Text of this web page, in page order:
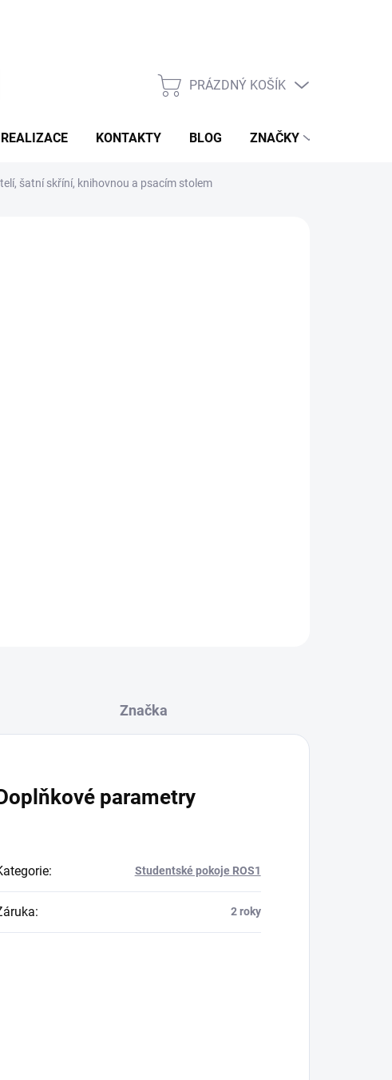
NÁKUPNÍ
PRÁZDNÝ KOŠÍK
REALIZACE KONTAKTY BLOG ZNAČKY
šatní skříní, knihovnou a psacím stolem
Značka
parametry
: Studentské pokoje ROS1
: 2 roky